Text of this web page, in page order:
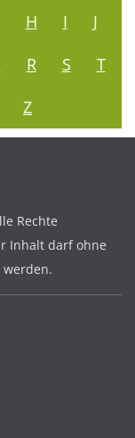
H I
J
R S
T
Z
Rechte
Inhalt darf ohne